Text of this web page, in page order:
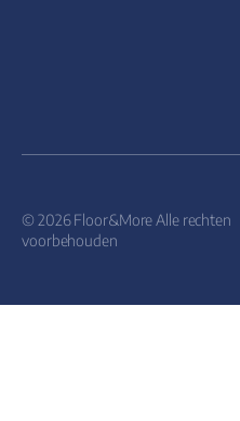
© 2026 Floor&More Alle rechten
voorbehouden